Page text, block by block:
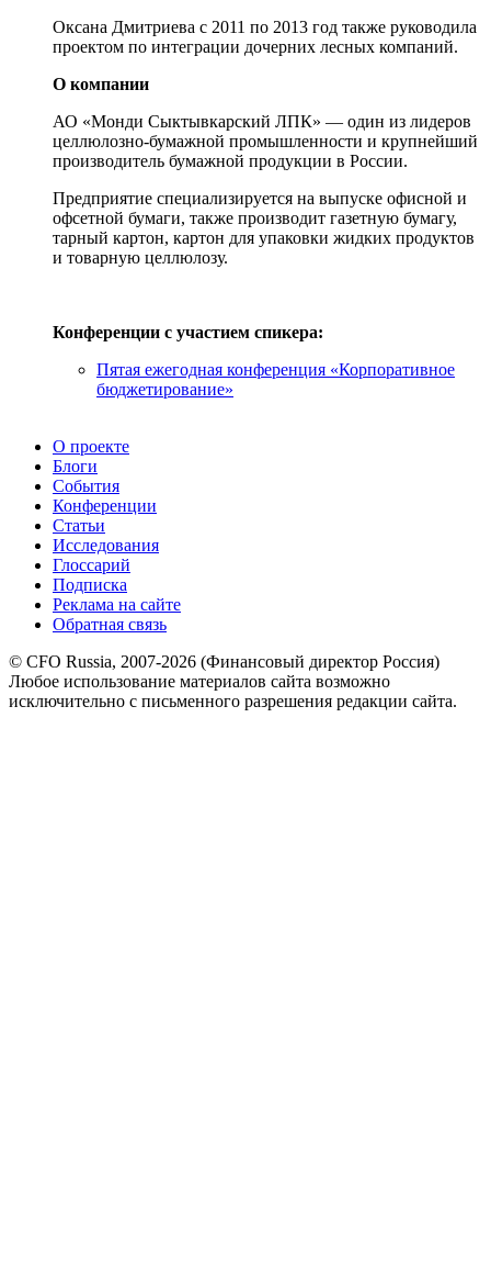
Оксана Дмитриева с 2011 по 2013 год также руководила
проектом по интеграции дочерних лесных компаний.
О компании
АО «Монди Сыктывкарский ЛПК» — один из лидеров
целлюлозно-бумажной промышленности и крупнейший
производитель бумажной продукции в России.
Предприятие специализируется на выпуске офисной и
офсетной бумаги, также производит газетную бумагу,
тарный картон, картон для упаковки жидких продуктов
и товарную целлюлозу.
Конференции с участием спикера:
Пятая ежегодная конференция «Корпоративное
бюджетирование»
О проекте
Блоги
События
Конференции
Статьи
Исследования
Глоссарий
Подписка
Реклама на сайте
Обратная связь
© CFO Russia, 2007-2026 (Финансовый директор Россия)
Любое использование материалов сайта возможно
исключительно с письменного разрешения редакции сайта.